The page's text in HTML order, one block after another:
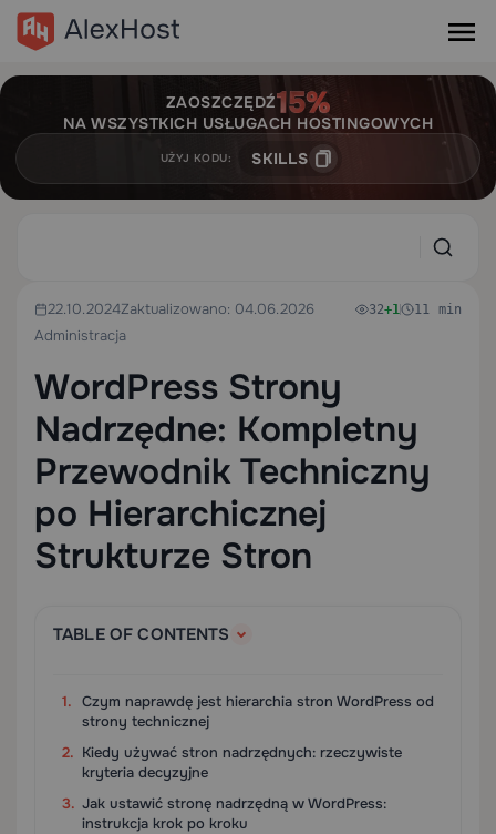
ZAOSZCZĘDŹ
NA WSZYSTKICH USŁUGACH HOSTINGOWYCH
UŻYJ KODU: SKILLS
22.10.2024Zaktualizowano: 04.06.2026
Administracja
32+1 11 min
WordPress Strony
Nadrzędne: Kompletny
Przewodnik Techniczny
po Hierarchicznej
Strukturze Stron
TABLE OF CONTENTS
Czym naprawdę jest hierarchia stron WordPress od
strony technicznej
Kiedy używać stron nadrzędnych: rzeczywiste
kryteria decyzyjne
Jak ustawić stronę nadrzędną w WordPress:
instrukcja krok po kroku